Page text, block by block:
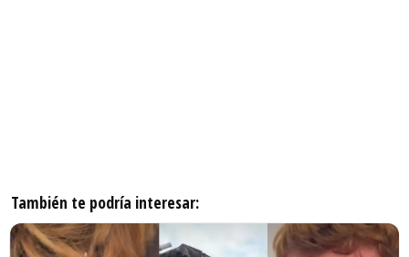
También te podría interesar: